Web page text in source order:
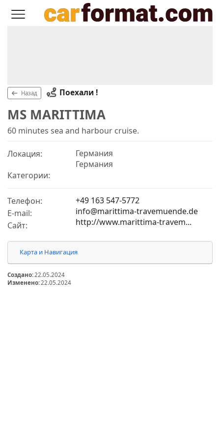
Назад Поехали !
MS MARITTIMA
60 minutes sea and harbour cruise.
Локация:
Германия
Германия
Категории:
Телефон:
E-mail:
Сайт:
+49 163 547-5772
info@marittima-travemuende.de
http://www.marittima-travem...
Карта и Навигация
Создано:22.05.2024
Изменено:22.05.2024